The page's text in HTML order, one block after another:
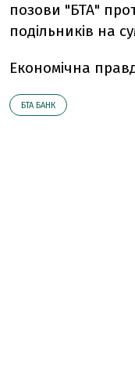
позови "БТА"
подільників на
Економічна
БТА БАНК